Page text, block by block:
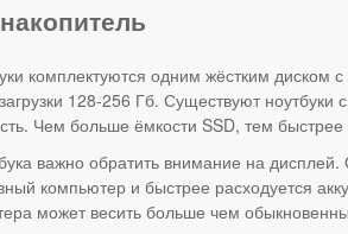
комплектуются одним жёстким диском
128-256 Гб. Существуют
Чем больше ёмкости SSD, тем
важно обратить внимание на
компьютер и быстрее расходуется
может весить больше чем